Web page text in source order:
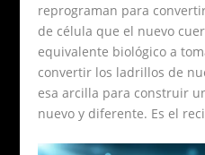
reprograman para
de célula que el nuevo
equivalente biológico a
convertir los ladrillos de
esa arcilla para construir
nuevo y diferente. Es el